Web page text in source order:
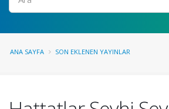
ANA SAYFA SON EKLENEN YAYINLAR